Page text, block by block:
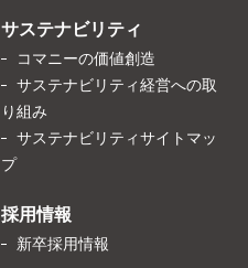
サステナビリティ
コマニーの価値創造
サステナビリティ経営への取
り組み
サステナビリティサイトマッ
プ
採用情報
新卒採用情報